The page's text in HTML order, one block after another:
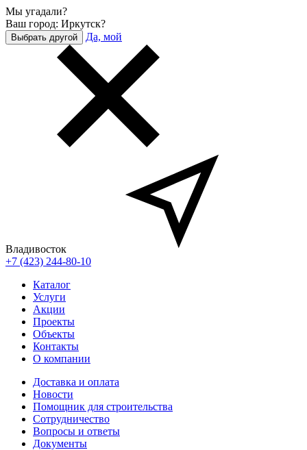
Мы угадали?
Ваш город: Иркутск?
Выбрать другой Да, мой
Владивосток
+7 (423) 244-80-10
Каталог
Услуги
Акции
Проекты
Объекты
Контакты
О компании
Доставка и оплата
Новости
Помощник для строительства
Сотрудничество
Вопросы и ответы
Документы